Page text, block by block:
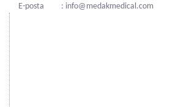
E-posta
: info@medakmedical.com